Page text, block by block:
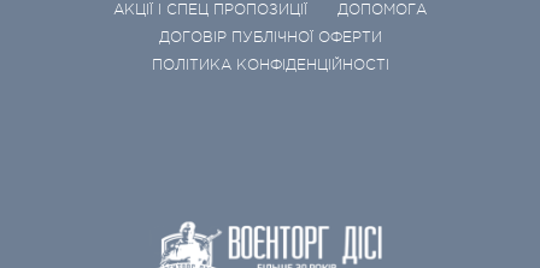
АКЦІЇ І СПЕЦ ПРОПОЗИЦІЇ
ДОПОМОГА
ДОГОВІР ПУБЛІЧНОЇ ОФЕРТИ
ПОЛІТИКА КОНФІДЕНЦІЙНОСТІ